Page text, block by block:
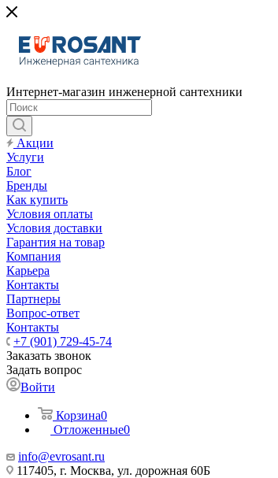
Интернет-магазин инженерной сантехники
Акции
Услуги
Блог
Бренды
Как купить
Условия оплаты
Условия доставки
Гарантия на товар
Компания
Карьера
Контакты
Партнеры
Вопрос-ответ
Контакты
+7 (901) 729-45-74
Заказать звонок
Задать вопрос
Войти
Корзина0
Отложенные0
info@evrosant.ru
117405, г. Москва, ул. дорожная 60Б